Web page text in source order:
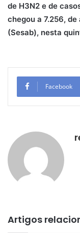
de H3N2 e de
chegou a 7.256,
(Sesab), nesta
Facebook
Artigos